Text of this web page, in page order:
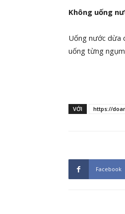
Không uống
Uống nước dừa
uống từng
VỚI https://
Facebook